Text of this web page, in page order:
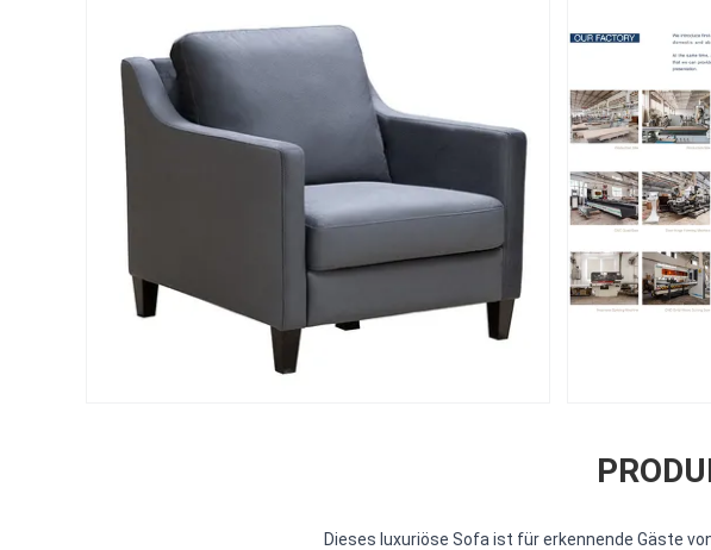
Dieses luxuriöse Sofa ist für erkennende Gäste